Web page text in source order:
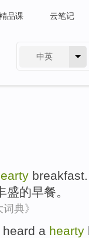
品课 云笔记
中英
breakfast.
盛的早餐。
典》
heard a hearty